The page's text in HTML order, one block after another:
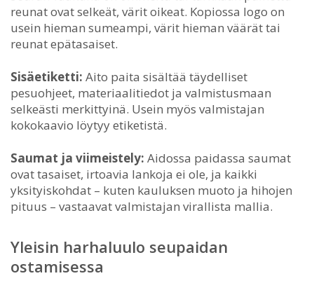
reunat ovat selkeät, värit oikeat. Kopiossa logo on
usein hieman sumeampi, värit hieman väärät tai
reunat epätasaiset.
Sisäetiketti: Aito paita sisältää täydelliset
pesuohjeet, materiaalitiedot ja valmistusmaan
selkeästi merkittyinä. Usein myös valmistajan
kokokaavio löytyy etiketistä.
Saumat ja viimeistely: Aidossa paidassa saumat
ovat tasaiset, irtoavia lankoja ei ole, ja kaikki
yksityiskohdat – kuten kauluksen muoto ja hihojen
pituus – vastaavat valmistajan virallista mallia.
Yleisin harhaluulo seupaidan
ostamisessa